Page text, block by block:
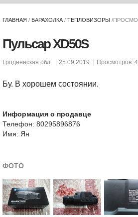
ГЛАВНАЯ / БАРАХОЛКА / ТЕПЛОВИЗОРЫ /
Пульсар XD50S
Гродненская обл. 25.09.2019 Просмотров:
Бу. В хорошем состоянии.
Информация о продавце
Телефон: 80295896876
Имя: Ян
ФОТО